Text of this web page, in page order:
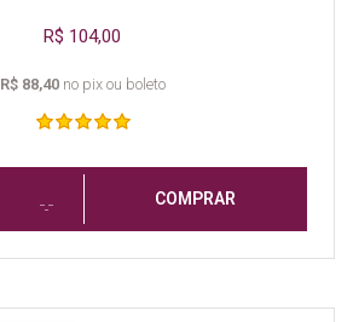
R$ 104,00
R$ 88,40no pix ou boleto
COMPRAR